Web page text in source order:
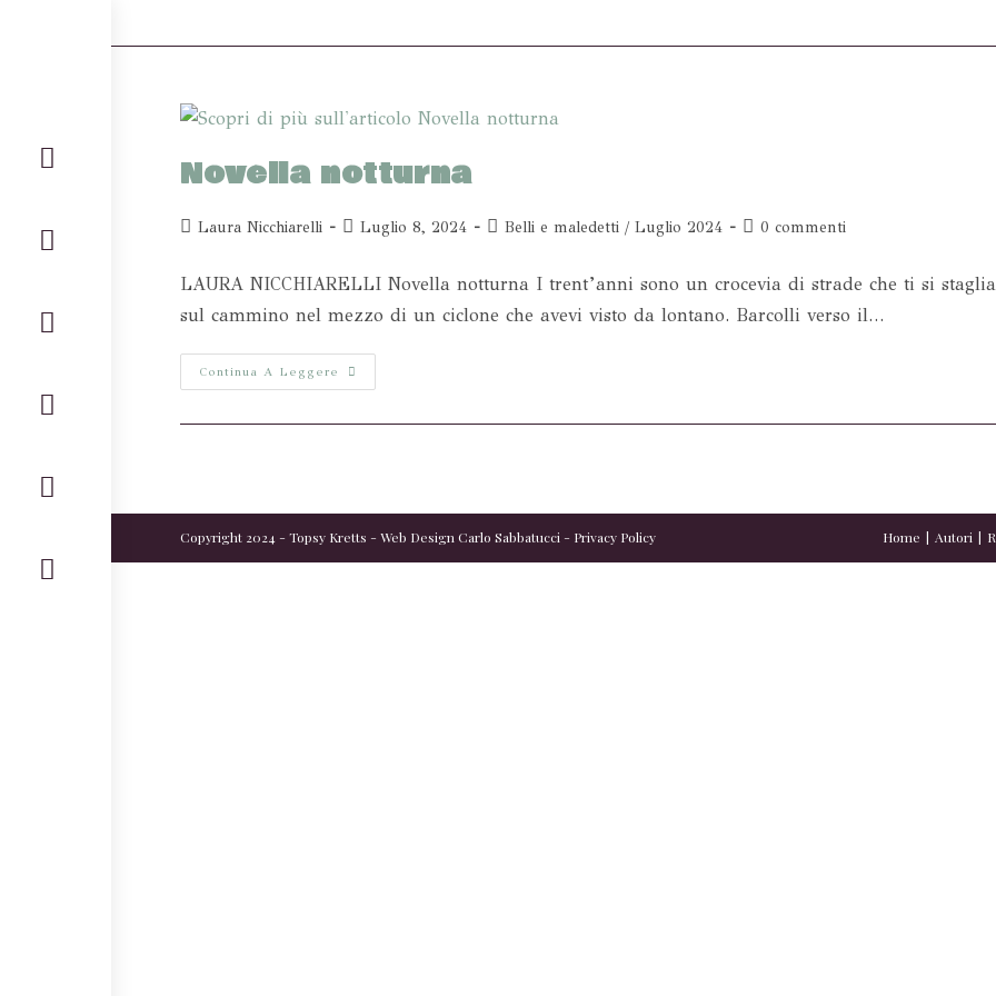
Novella notturna
Laura Nicchiarelli Luglio 8, 2024 Belli e maledetti / Luglio 2024 0 commenti
LAURA NICCHIARELLI Novella notturna I trent’anni sono un crocevia di strade che ti si
sul cammino nel mezzo di un ciclone che avevi visto da lontano. Barcolli verso il…
Continua A Leggere
Home Autori
Copyright 2024 - Topsy Kretts - Web DesignCarlo Sabbatucci- Privacy Policy